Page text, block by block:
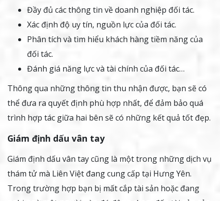
Đầy đủ các thông tin về doanh nghiệp đối tác.
Xác định độ uy tín, nguồn lực của đối tác.
Phân tích và tìm hiểu khách hàng tiềm năng của
đối tác.
Đánh giá năng lực và tài chính của đối tác…
Thông qua những thông tin thu nhận được, bạn sẽ có
thể đưa ra quyết định phù hợp nhất, để đảm bảo quá
trình hợp tác giữa hai bên sẽ có những kết quả tốt đẹp.
Giám định dấu vân tay
Giám định dấu vân tay cũng là một trong những dịch vụ
thám tử mà Liên Việt đang cung cấp tại Hưng Yên.
Trong trường hợp bạn bị mất cắp tài sản hoặc đang